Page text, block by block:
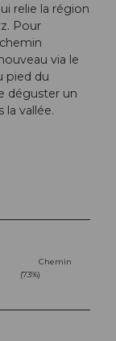
relie la région
Pour
via le
pied du
déguster un
la vallée.
Chemin
(73%)